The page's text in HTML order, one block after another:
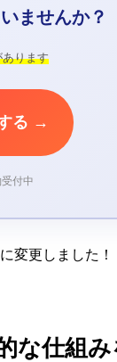
ませんか？
ります
る →
付中
変更しました！
な仕組み